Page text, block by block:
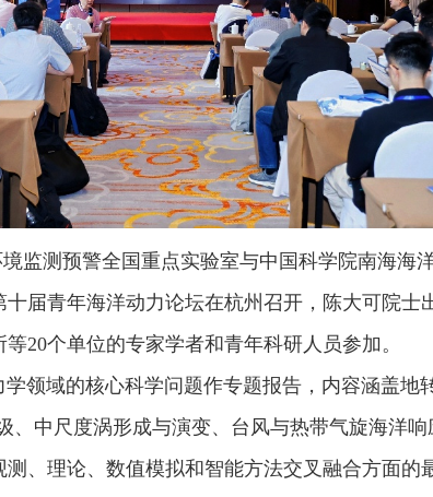
监测预警全国重点实验室与中国科学院南海海
届青年海洋动力论坛在杭州召开，陈大可院士
20个单位的专家学者和青年科研人员参加。
域的核心科学问题作专题报告，内容涵盖地
、中尺度涡形成与演变、台风与热带气旋海洋响
、理论、数值模拟和智能方法交叉融合方面的